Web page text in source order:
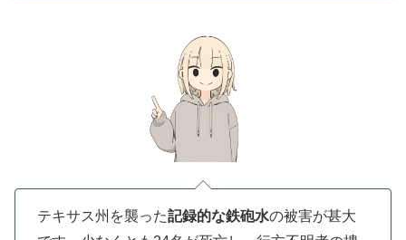
テキサス州を襲った記録的な鉄砲水の被害が甚大